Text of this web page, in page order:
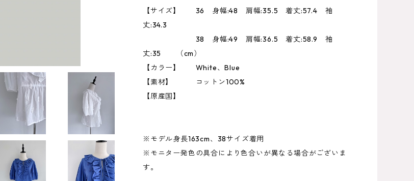
【サイズ】 36 身幅:48 肩幅:35.5 着丈:57.4 袖
丈:34.3
38 身幅:49 肩幅:36.5 着丈:58.9 袖
丈:35 （cm）
【カラー】 White、Blue
【素材】 コットン100%
【原産国】
※モデル身長163cm、38サイズ着用
※モニター発色の具合により色合いが異なる場合がございま
す。